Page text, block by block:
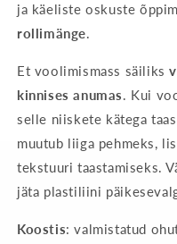
ja käeliste oskuste
rollimänge.
Et voolimismass säiliks
kinnises anumas. Kui
selle niiskete kätega
muutub liiga pehmeks,
tekstuuri taastamiseks.
jäta plastiliini
Koostis: valmistatud